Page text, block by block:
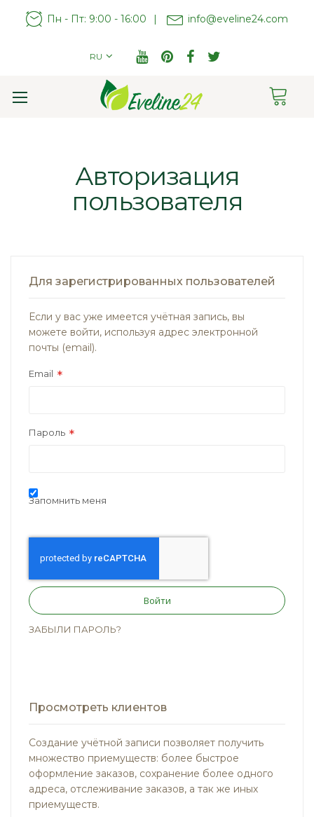
Пн - Пт: 9:00 - 16:00 | info@eveline24.com
RU
Авторизация
пользователя
Для зарегистрированных пользователей
Если у вас уже имеется учётная запись, вы
можете войти, используя адрес электронной
почты (email).
Email
Пароль
Запомнить меня
Войти
ЗАБЫЛИ ПАРОЛЬ?
Просмотреть клиентов
Создание учётной записи позволяет получить
множество приемуществ: более быстрое
оформление заказов, сохранение более одного
адреса, отслеживание заказов, а так же иных
приемуществ.